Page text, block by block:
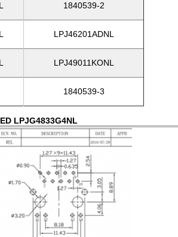
1840539-2
LPJ46201ADNL
LPJ49011KONL
1840539-3
LPJG4833G4NL